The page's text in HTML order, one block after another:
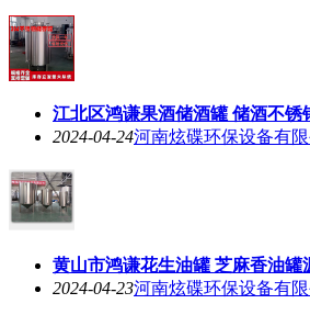
成都市鸿谦白钢油罐 304大型炸
2024-04-24
2024-04-24